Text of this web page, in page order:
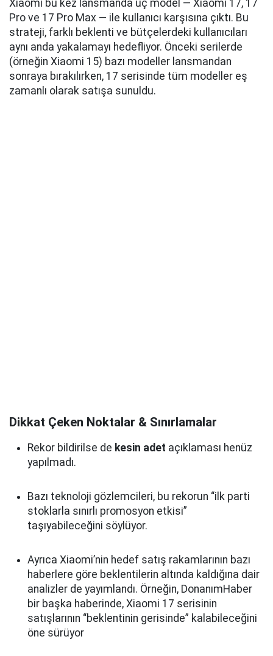
Xiaomi bu kez lansmanda üç model — Xiaomi 17, 17
Pro ve 17 Pro Max — ile kullanıcı karşısına çıktı. Bu
strateji, farklı beklenti ve bütçelerdeki kullanıcıları
aynı anda yakalamayı hedefliyor. Önceki serilerde
(örneğin Xiaomi 15) bazı modeller lansmandan
sonraya bırakılırken, 17 serisinde tüm modeller eş
zamanlı olarak satışa sunuldu.
Dikkat Çeken Noktalar & Sınırlamalar
Rekor bildirilse de kesin adet açıklaması henüz
yapılmadı.
Bazı teknoloji gözlemcileri, bu rekorun “ilk parti
stoklarla sınırlı promosyon etkisi”
taşıyabileceğini söylüyor.
Ayrıca Xiaomi’nin hedef satış rakamlarının bazı
haberlere göre beklentilerin altında kaldığına dair
analizler de yayımlandı. Örneğin, DonanımHaber
bir başka haberinde, Xiaomi 17 serisinin
satışlarının “beklentinin gerisinde” kalabileceğini
öne sürüyor